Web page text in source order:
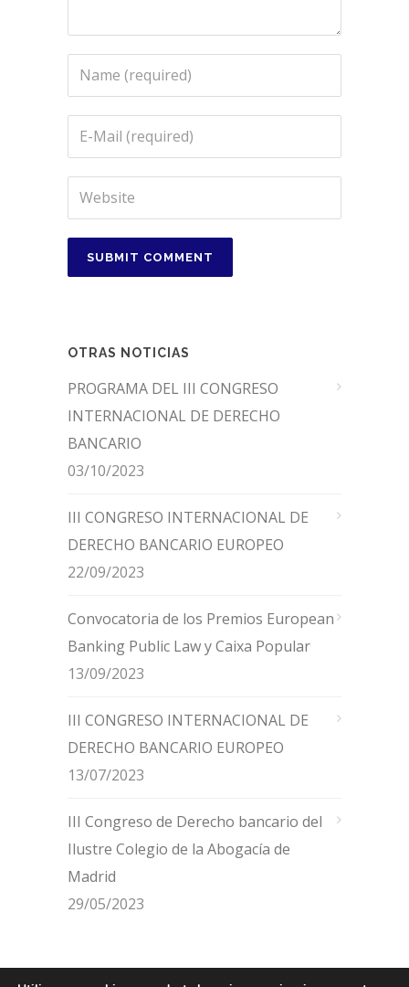
OTRAS NOTICIAS
PROGRAMA DEL III CONGRESO
INTERNACIONAL DE DERECHO
BANCARIO
03/10/2023
III CONGRESO INTERNACIONAL DE
DERECHO BANCARIO EUROPEO
22/09/2023
Convocatoria de los Premios European
Banking Public Law y Caixa Popular
13/09/2023
III CONGRESO INTERNACIONAL DE
DERECHO BANCARIO EUROPEO
13/07/2023
III Congreso de Derecho bancario del
Ilustre Colegio de la Abogacía de
Madrid
29/05/2023